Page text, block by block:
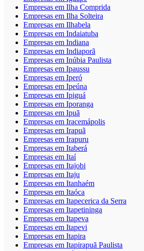
Empresas em Ilha Comprida
Empresas em Ilha Solteira
Empresas em Ilhabela
Empresas em Indaiatuba
Empresas em Indiana
Empresas em Indiaporã
Empresas em Inúbia Paulista
Empresas em Ipaussu
Empresas em Iperó
Empresas em Ipeúna
Empresas em Ipiguá
Empresas em Iporanga
Empresas em Ipuã
Empresas em Iracemápolis
Empresas em Irapuã
Empresas em Irapuru
Empresas em Itaberá
Empresas em Itaí
Empresas em Itajobi
Empresas em Itaju
Empresas em Itanhaém
Empresas em Itaóca
Empresas em Itapecerica da Serra
Empresas em Itapetininga
Empresas em Itapeva
Empresas em Itapevi
Empresas em Itapira
Empresas em Itapirapuã Paulista